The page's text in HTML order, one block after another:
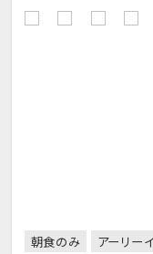
朝食のみ アーリー